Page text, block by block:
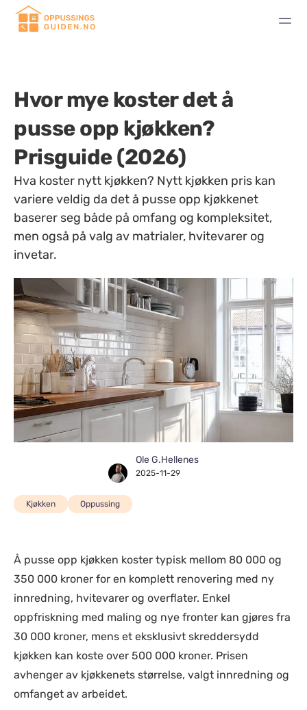
Hvor mye koster det å
pusse opp kjøkken?
Prisguide (2026)
Hva koster nytt kjøkken? Nytt kjøkken pris kan
variere veldig da det å pusse opp kjøkkenet
baserer seg både på omfang og kompleksitet,
men også på valg av matrialer, hvitevarer og
invetar.
Ole G.Hellenes
2025-11-29
Kjøkken Oppussing
Å pusse opp kjøkken koster typisk mellom 80 000 og
350 000 kroner for en komplett renovering med ny
innredning, hvitevarer og overflater. Enkel
oppfriskning med maling og nye fronter kan gjøres fra
30 000 kroner, mens et eksklusivt skreddersydd
kjøkken kan koste over 500 000 kroner. Prisen
avhenger av kjøkkenets størrelse, valgt innredning og
omfanget av arbeidet.